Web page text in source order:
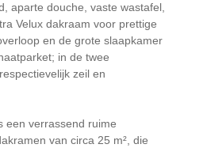
aparte douche, vaste wastafel,
Velux dakraam voor prettige
en de grote slaapkamer
in de twee
zeil en
een verrassend ruime
van circa 25 m², die